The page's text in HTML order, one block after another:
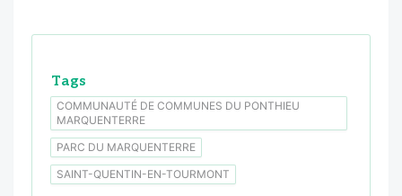
Tags
COMMUNAUTÉ DE COMMUNES DU PONTHIEU
MARQUENTERRE
PARC DU MARQUENTERRE
SAINT-QUENTIN-EN-TOURMONT